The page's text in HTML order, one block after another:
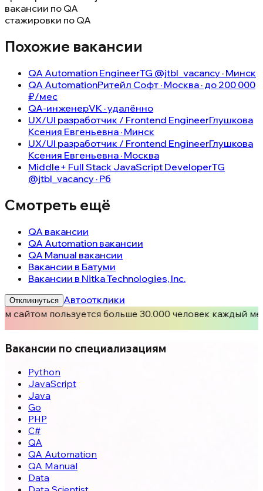
вакансии по QA
стажировки по QA
Похожие вакансии
QA Automation EngineerTG @jtbl_vacancy · Минск
QA AutomationРитейл Софт · Москва · до 200 000
₽/мес
QA-инженерVK · удалённо
UX/UI разработчик / Frontend EngineerГлушкова
Ксения Евгеньевна · Минск
UX/UI разработчик / Frontend EngineerГлушкова
Ксения Евгеньевна · Москва
Middle+ Full Stack JavaScript DeveloperTG
@jtbl_vacancy · Рб
Смотреть ещё
QA вакансии
QA Automation вакансии
QA Manual вакансии
Вакансии в Батуми
Вакансии в Nitka Technologies, Inc.
Откликнуться Автоотклики
сайтом пользуется больше 30.000 человек каждый
Вакансии по специализациям
Python
JavaScript
Java
Go
PHP
C#
QA
QA Automation
QA Manual
Data